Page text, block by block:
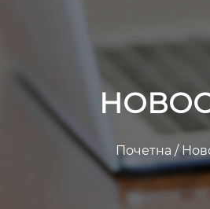
Почетна /